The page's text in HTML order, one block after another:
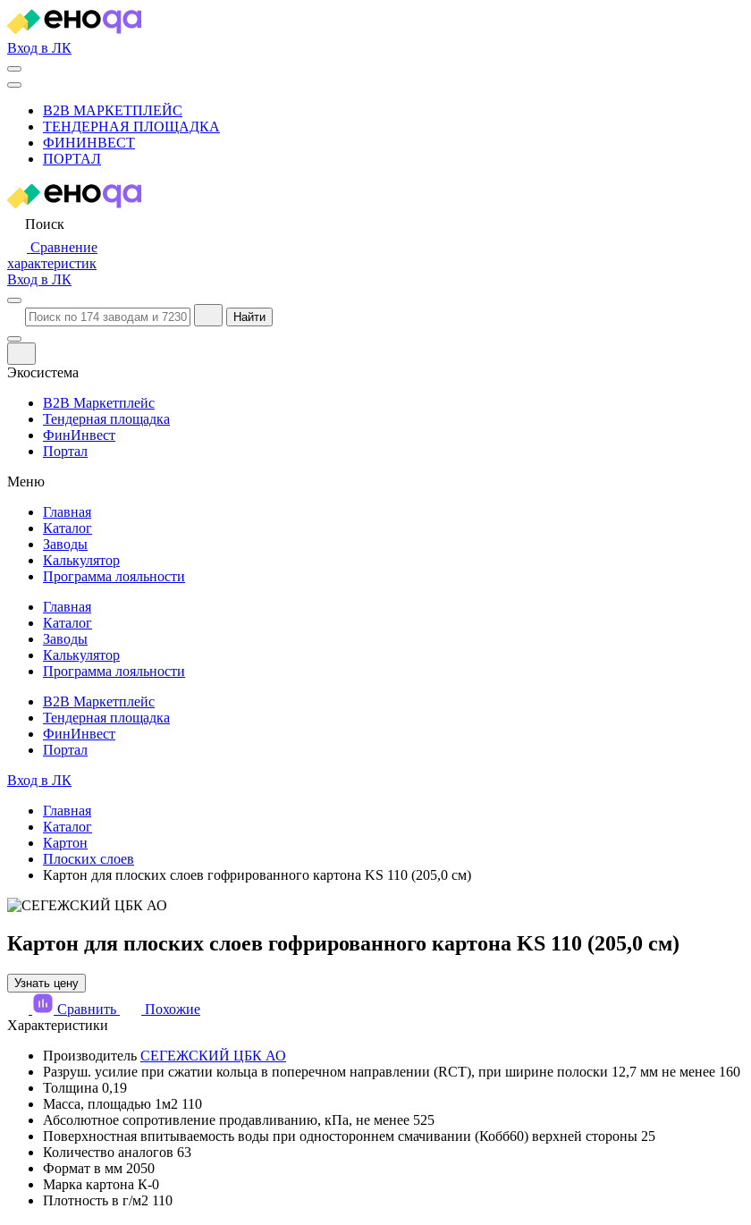
Вход в ЛК
B2B МАРКЕТПЛЕЙС
ТЕНДЕРНАЯ ПЛОЩАДКА
ФИНИНВЕСТ
ПОРТАЛ
Поиск
Сравнение
характеристик
Вход в ЛК
Найти
Экосистема
B2B Маркетплейс
Тендерная площадка
ФинИнвест
Портал
Меню
Главная
Каталог
Заводы
Калькулятор
Программа лояльности
Главная
Каталог
Заводы
Калькулятор
Программа лояльности
B2B Маркетплейс
Тендерная площадка
ФинИнвест
Портал
Вход в ЛК
Главная
Каталог
Картон
Плоских слоев
Картон для плоских слоев гофрированного картона KS 110 (205,0 см)
Картон для плоских слоев гофрированного картона KS 110 (205,0 см)
Узнать цену
Сравнить
Похожие
Характеристики
Производитель СЕГЕЖСКИЙ ЦБК АО
Разруш. усилие при сжатии кольца в поперечном направлении (RCT), при ширине полоски 12,7 мм не менее 160
Толщина 0,19
Масса, площадью 1м2 110
Абсолютное сопротивление продавливанию, кПа, не менее 525
Поверхностная впитываемость воды при одностороннем смачивании (Кобб60) верхней стороны 25
Количество аналогов 63
Формат в мм 2050
Марка картона К-0
Плотность в г/м2 110